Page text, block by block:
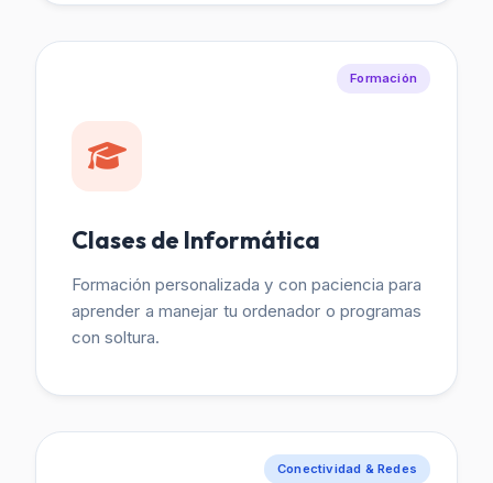
Formación
Clases de Informática
Formación personalizada y con paciencia para
aprender a manejar tu ordenador o programas
con soltura.
Conectividad & Redes